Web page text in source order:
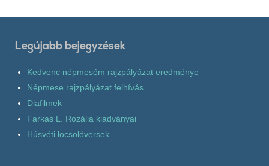
Legújabb bejegyzések
Kedvenc népmesém rajzpályázat eredménye
Népmese rajzpályázat felhívás
Diafilmek
Farkas L. Rozália kiadványai
Húsvéti locsolóversek